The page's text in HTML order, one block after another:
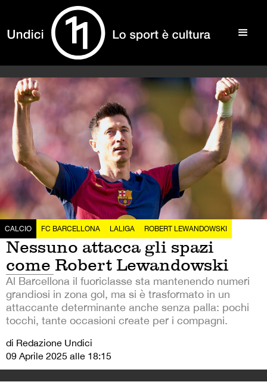
CALCIO FC BARCELLONA LALIGA ROBERT LEWANDOWSKI
Nessuno attacca gli spazi
come Robert Lewandowski
Al Barcellona il fuoriclasse sta mantenendo numeri
grandiosi in zona gol, ma si è trasformato in un
attaccante determinante anche senza palla: pochi
tocchi, tante occasioni create per i compagni.
di Redazione Undici
09 Aprile 2025 alle 18:15